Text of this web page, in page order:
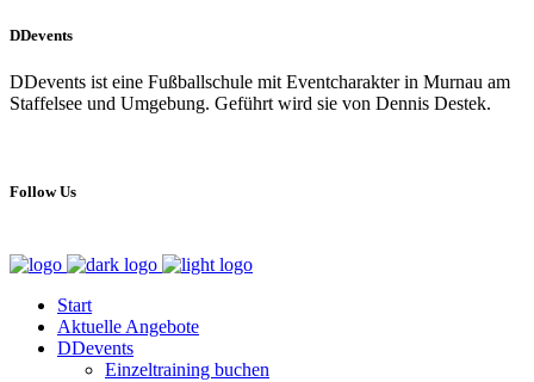
DDevents
DDevents ist eine Fußballschule mit Eventcharakter in Murnau am
Staffelsee und Umgebung. Geführt wird sie von Dennis Destek.
Follow Us
Start
Aktuelle Angebote
DDevents
Einzeltraining buchen